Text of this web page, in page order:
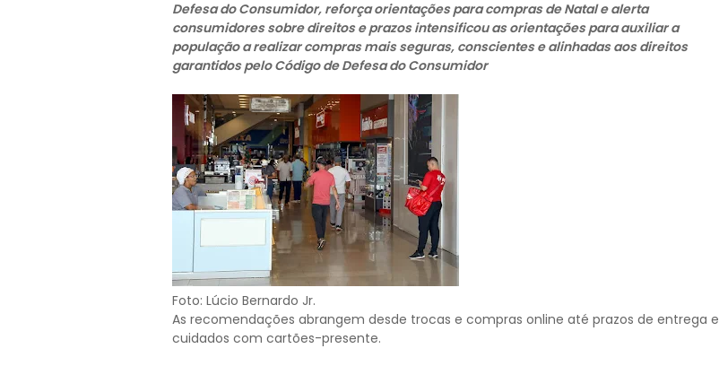
Defesa do Consumidor, reforça orientações para compras de Natal e alerta
consumidores sobre direitos e prazos intensificou as orientações para auxiliar a
população a realizar compras mais seguras, conscientes e alinhadas aos direitos
garantidos pelo Código de Defesa do Consumidor
Foto: Lúcio Bernardo Jr.
As recomendações abrangem desde trocas e compras online até prazos de entrega e
cuidados com cartões-presente.